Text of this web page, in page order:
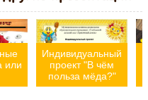
или
Индивидуальный
проект "В чём
польза мёда?"